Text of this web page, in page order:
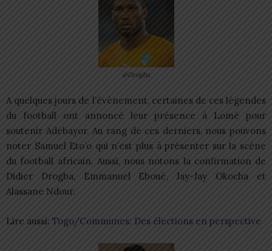
@Drogba
A quelques jours de l’évènement, certaines de ces légendes
du football ont annoncé leur présence à Lomé pour
soutenir Adebayor. Au rang de ces derniers, nous pouvons
noter Samuel Eto’o qui n’est plus à présenter sur la scène
du football africain. Aussi, nous notons la confirmation de
Didier Drogba, Emmanuel Eboué, Jay-Jay Okocha et
Alassane Ndour.
Lire aussi: Togo/Communes: Des élections en perspective